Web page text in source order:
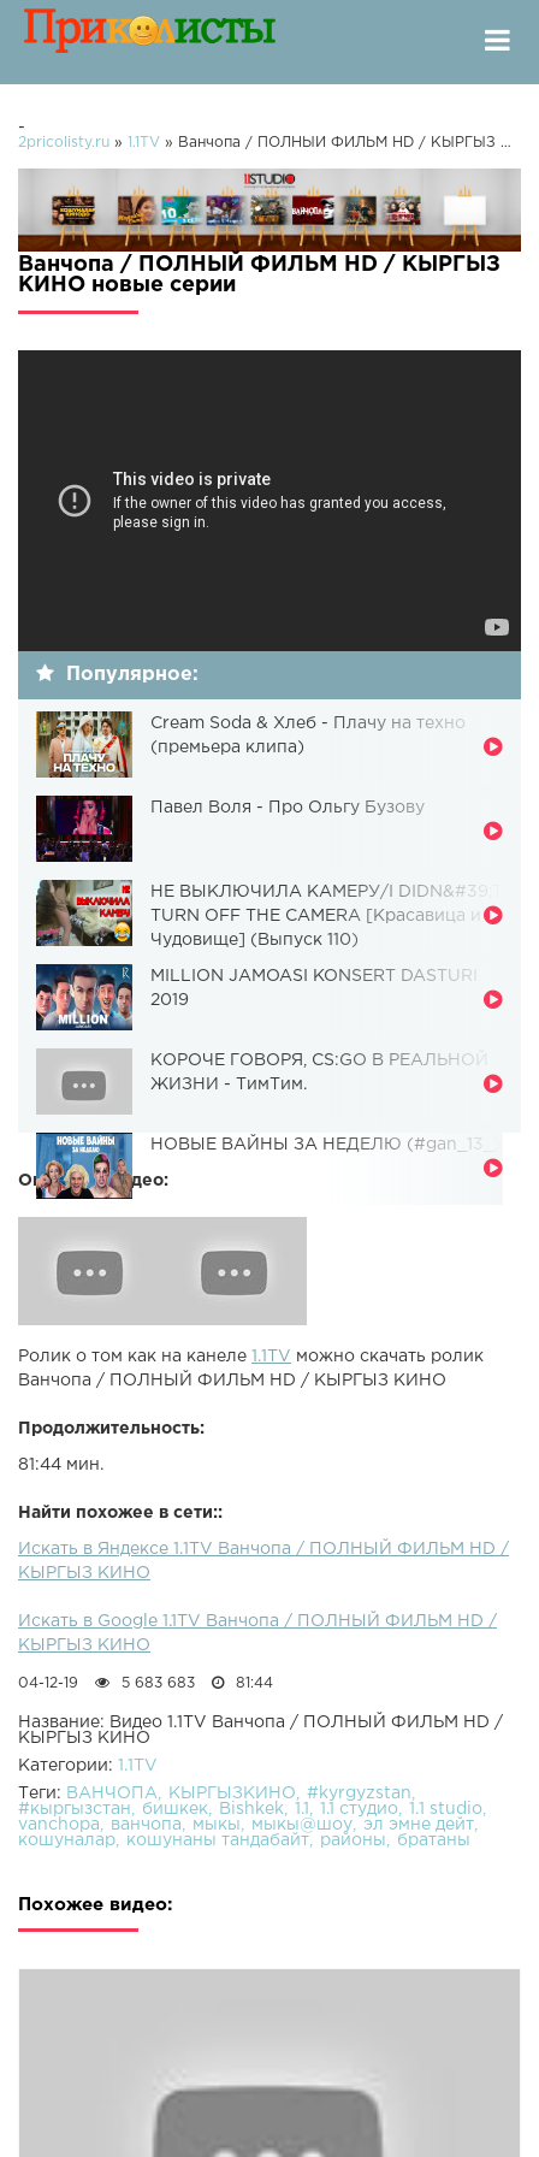
-
2pricolisty.ru » 1.1TV » Ванчопа / ПОЛНЫЙ ФИЛЬМ HD / КЫРГЫЗ КИНО
Ванчопа / ПОЛНЫЙ ФИЛЬМ HD / КЫРГЫЗ
КИНО новые серии
Популярное:
Cream Soda & Хлеб - Плачу на техно
(премьера клипа)
Павел Воля - Про Ольгу Бузову
НЕ ВЫКЛЮЧИЛА КАМЕРУ/I DIDN&#39;T
TURN OFF THE CAMERA [Красавица и
Чудовище] (Выпуск 110)
MILLION JAMOASI KONSERT DASTURI
2019
КОРОЧЕ ГОВОРЯ, CS:GO В РЕАЛЬНОЙ
ЖИЗНИ - ТимТим.
НОВЫЕ ВАЙНЫ ЗА НЕДЕЛЮ (#gan_13_)
Описание видео:
Ролик о том как на канеле 1.1TV можно скачать ролик
Ванчопа / ПОЛНЫЙ ФИЛЬМ HD / КЫРГЫЗ КИНО
Продолжительность:
81:44 мин.
Найти похожее в сети::
Искать в Яндексе 1.1TV Ванчопа / ПОЛНЫЙ ФИЛЬМ HD /
КЫРГЫЗ КИНО
Искать в Google 1.1TV Ванчопа / ПОЛНЫЙ ФИЛЬМ HD /
КЫРГЫЗ КИНО
04-12-19 5 683 683 81:44
Название: Видео 1.1TV Ванчопа / ПОЛНЫЙ ФИЛЬМ HD /
КЫРГЫЗ КИНО
Категории: 1.1TV
Теги: ВАНЧОПА КЫРГЫЗКИНО
#kyrgyzstan
#кыргызстан
бишкек Bishkek 1.1 1.1 студио
1.1 studio
vanchopa
ванчопа мыкы мыкы@шоу
эл эмне дейт
кошуналар
кошунаны тандабайт районы братаны
Похожее видео: